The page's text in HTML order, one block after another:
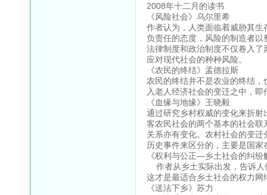
2008年十二月的读书
《风险社会》乌尔里希
作者认为，人类面临着威胁其
负责任的态度，风险的制造者
法律制度和政治制度不仅卷入了
应对现代社会的种种风险。
《农民的终结》孟德拉斯
农民的终结并不是农业的终结
入老人经济社会的变迁之中，
《血缘与地缘》王晓毅
通过研究乡村权威的变化来折
客农民社会的两个基本的社会
关系亦有变化。农村社会的变
历史事件来区分的，主要是国
《权利与公正—乡土社会的纠
作者从乡土实际出发，告诉人
这才是最适合乡土社会的权力网
《送法下乡》苏力